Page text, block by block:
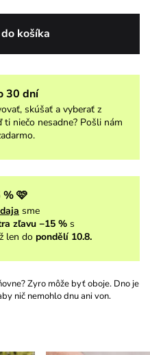
košíka
30 dní
skúšať a vyberať z
niečo nesadne? Pošli nám
% 🩷
sme
zľavu −15 % s
len do pondělí 10.8.
Zyro môže byť oboje. Dno je
nič nemohlo dnu ani von.